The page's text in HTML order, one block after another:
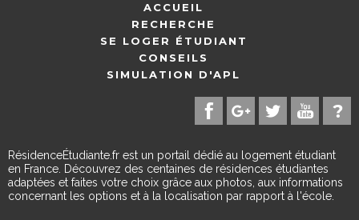
ACCUEIL
RECHERCHE
SE LOGER ÉTUDIANT
CONSEILS
SIMULATION D'APL
RésidenceÉtudiante.fr est un portail dédié au logement étudiant
en France. Découvrez des centaines de résidences étudiantes
adaptées et faites votre choix grâce aux photos, aux informations
concernant les options et à la localisation par rapport à l'école.